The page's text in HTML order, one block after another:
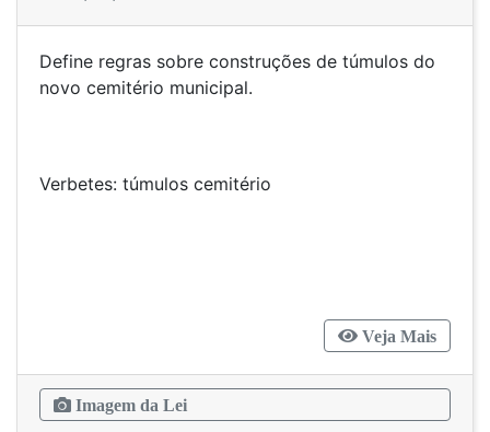
Define regras sobre construções de túmulos do
novo cemitério municipal.
Verbetes: túmulos cemitério
Veja Mais
Imagem da Lei